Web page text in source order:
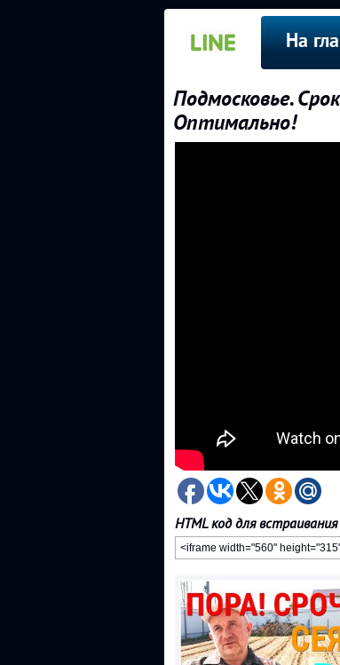
На
Подмосковье.
Оптимально!
HTML код для